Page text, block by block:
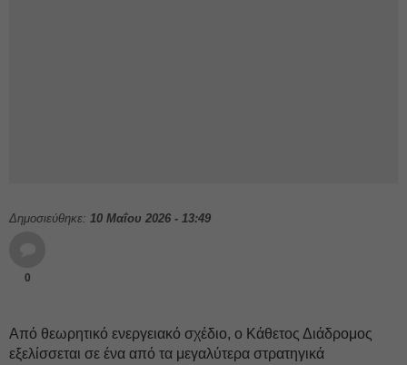
Δημοσιεύθηκε: 10 Μαΐου 2026 - 13:49
0
Από θεωρητικό ενεργειακό σχέδιο, ο Κάθετος Διάδρομος
εξελίσσεται σε ένα από τα μεγαλύτερα στρατηγικά